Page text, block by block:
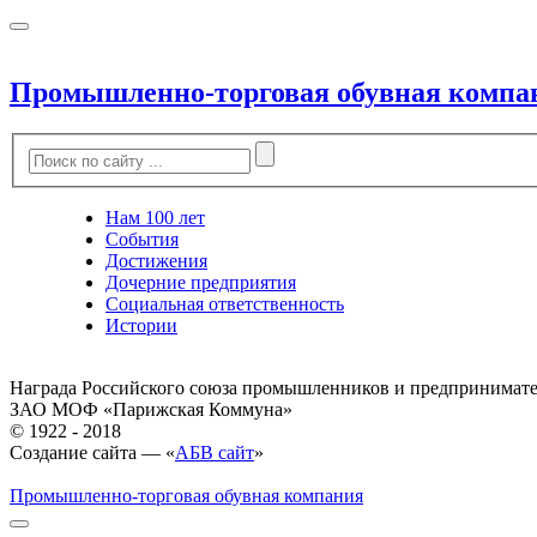
Промышленно-торговая обувная
Нам 100 лет
События
Достижения
Дочерние предприятия
Социальная ответственность
Истории
Награда Российского союза промышленников и
ЗАО МОФ «Парижская Коммуна»
© 1922 - 2018
Создание сайта — «АБВ сайт»
Промышленно-торговая обувная компания